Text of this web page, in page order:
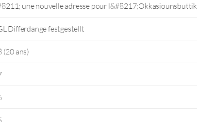
une nouvelle adresse pour l&#8217;Okkasiounsbuttik
Differdange festgestellt
(20 ans)